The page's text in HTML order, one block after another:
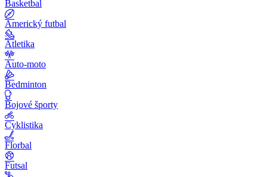
Basketbal
Americký futbal
Atletika
Auto-moto
Bedminton
Bojové športy
Cyklistika
Florbal
Futsal